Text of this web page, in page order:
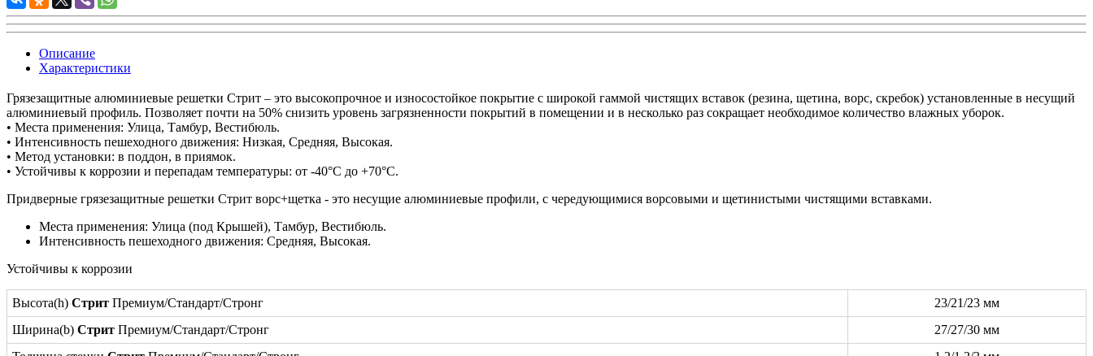
Описание
Характеристики
Грязезащитные алюминиевые решетки Стрит – это высокопрочное и износостойкое покрытие с широкой гаммой чистящих вставок (резина, щетина, ворс, скребок) установленные в несущий
алюминиевый профиль. Позволяет почти на 50% снизить уровень загрязненности покрытий в помещении и в несколько раз сокращает необходимое количество влажных уборок.
• Места применения: Улица, Тамбур, Вестибюль.
• Интенсивность пешеходного движения: Низкая, Средняя, Высокая.
• Метод установки: в поддон, в приямок.
• Устойчивы к коррозии и перепадам температуры: от -40°С до +70°С.
Придверные грязезащитные решетки Стрит ворс+щетка - это несущие алюминиевые профили, с чередующимися ворсовыми и щетинистыми чистящими вставками.
Места применения: Улица (под Крышей), Тамбур, Вестибюль.
Интенсивность пешеходного движения: Средняя, Высокая.
Устойчивы к коррозии
Высота(h) Стрит Премиум/Стандарт/Стронг
23/21/23 мм
Ширина(b) Стрит Премиум/Стандарт/Стронг
27/27/30 мм